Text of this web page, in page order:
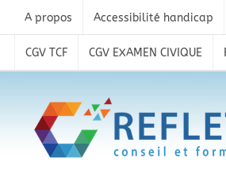
content
A propos Accessibilité handicap
CGV TCF CGV EXAMEN CIVIQUE